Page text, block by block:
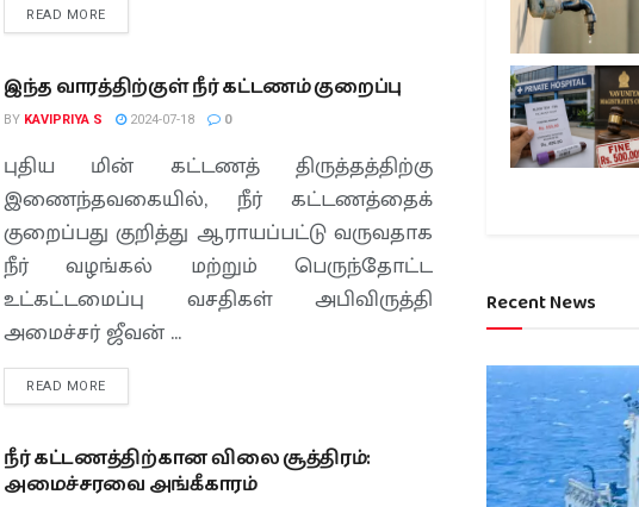
READ MORE
இந்த வாரத்திற்குள் நீர் கட்டணம் குறைப்பு
BY KAVIPRIYA S 2024-07-18 0
புதிய மின் கட்டணத் திருத்தத்திற்கு
இணைந்தவகையில், நீர் கட்டணத்தைக்
குறைப்பது குறித்து ஆராயப்பட்டு வருவதாக
நீர் வழங்கல் மற்றும் பெருந்தோட்ட
உட்கட்டமைப்பு வசதிகள் அபிவிருத்தி
அமைச்சர் ஜீவன் ...
READ MORE
நீர் கட்டணத்திற்கான விலை சூத்திரம்:
அமைச்சரவை அங்கீகாரம்
Recent News